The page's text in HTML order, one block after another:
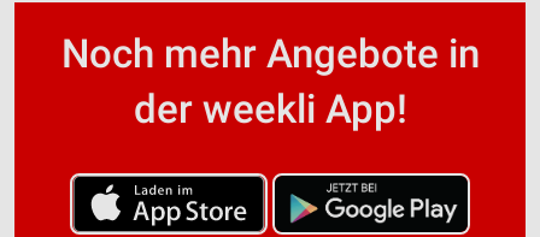
Noch mehr Angebote in
der weekli App!